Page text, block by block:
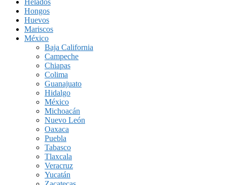
Hongos
Huevos
Mariscos
México
Baja California
Campeche
Chiapas
Colima
Guanajuato
Hidalgo
México
Michoacán
Nuevo León
Oaxaca
Puebla
Tabasco
Tlaxcala
Veracruz
Yucatán